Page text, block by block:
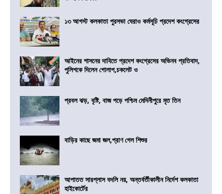
১৩ আগস্ট কলকাতা পুরসভা ঘেরাও কর্মসূচি প্রদেশ কংগ্রেসের
আইনের শাসনের দাবিতে প্রদেশ কংগ্রেসের অভিনব প্রতিবাদ,
পুলিশকে দিলেন গোলাপ,চকলেট ও
প্রবল ঝড়, বৃষ্টি, বাজ পড়ে পশ্চিম মেদিনীপুরে মৃত তিন
বাড়ির কাছে জমা জল,প্রাণ গেল শিশুর
আপাতত সারপ্লাস বদলি নয়, অন্তর্বর্তীকালীন নির্দেশ কলকাতা
হাইকোর্টের